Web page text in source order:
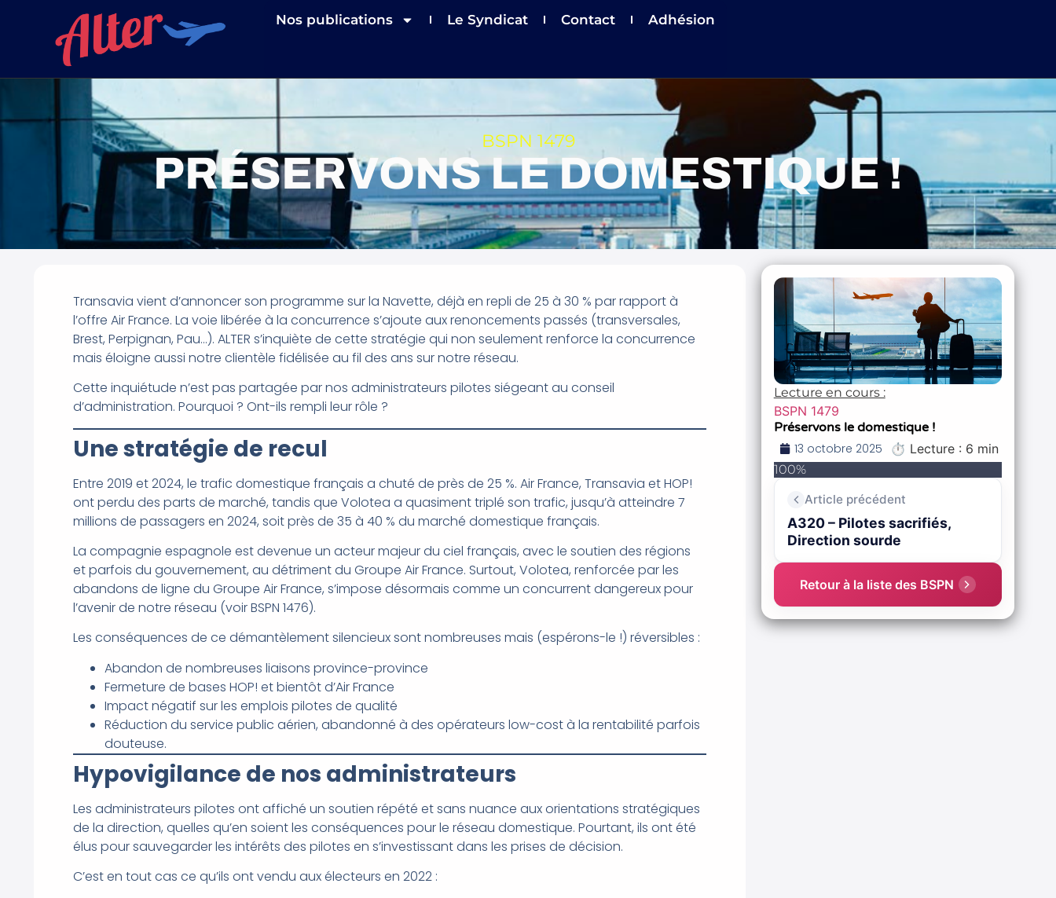
Nos publications Le Syndicat Contact Adhésion
BSPN 1479
PRÉSERVONS LE DOMESTIQUE !
Transavia vient d’annoncer son programme sur la Navette, déjà en repli de 25 à 30 % par rapport à
l’offre Air France. La voie libérée à la concurrence s’ajoute aux renoncements passés (transversales,
Brest, Perpignan, Pau…). ALTER s’inquiète de cette stratégie qui non seulement renforce la concurrence
mais éloigne aussi notre clientèle fidélisée au fil des ans sur notre réseau.
Cette inquiétude n’est pas partagée par nos administrateurs pilotes siégeant au conseil
d’administration. Pourquoi ? Ont-ils rempli leur rôle ?
Une stratégie de recul
Entre 2019 et 2024, le trafic domestique français a chuté de près de 25 %. Air France, Transavia et HOP!
ont perdu des parts de marché, tandis que Volotea a quasiment triplé son trafic, jusqu’à atteindre 7
millions de passagers en 2024, soit près de 35 à 40 % du marché domestique français.
La compagnie espagnole est devenue un acteur majeur du ciel français, avec le soutien des régions
et parfois du gouvernement, au détriment du Groupe Air France. Surtout, Volotea, renforcée par les
abandons de ligne du Groupe Air France, s’impose désormais comme un concurrent dangereux pour
l’avenir de notre réseau (voir BSPN 1476).
Les conséquences de ce démantèlement silencieux sont nombreuses mais (espérons-le !) réversibles :
Abandon de nombreuses liaisons province-province
Fermeture de bases HOP! et bientôt d’Air France
Impact négatif sur les emplois pilotes de qualité
Réduction du service public aérien, abandonné à des opérateurs low-cost à la rentabilité parfois
douteuse.
Hypovigilance de nos administrateurs
Les administrateurs pilotes ont affiché un soutien répété et sans nuance aux orientations stratégiques
de la direction, quelles qu’en soient les conséquences pour le réseau domestique. Pourtant, ils ont été
élus pour sauvegarder les intérêts des pilotes en s’investissant dans les prises de décision.
C’est en tout cas ce qu’ils ont vendu aux électeurs en 2022 :
Lecture en cours :
BSPN 1479
Préservons le domestique !
13 octobre 2025
⏱ Lecture : 6 min
100%
Article précédent
A320 – Pilotes sacrifiés,
Direction sourde
Retour à la liste des BSPN